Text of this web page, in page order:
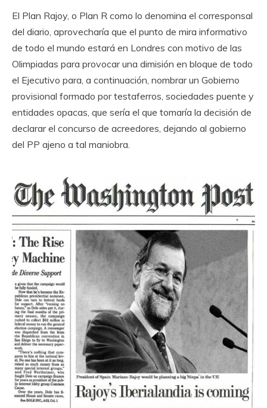
El Plan Rajoy, o Plan R como lo denomina el corresponsal
del diario, aprovecharía que el punto de mira informativo
de todo el mundo estará en Londres con motivo de las
Olimpiadas para provocar una dimisión en bloque de todo
el Ejecutivo para, a continuación, nombrar un Gobierno
provisional formado por testaferros, sociedades puente y
entidades opacas, que sería el que tomaría la decisión de
declarar el concurso de acreedores, dejando al gobierno
del PP ajeno a tal maniobra.